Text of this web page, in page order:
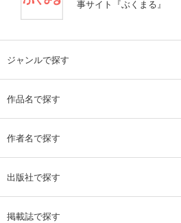
事サイト『ぶくまる』
ジャンルで探す
作品名で探す
作者名で探す
出版社で探す
掲載誌で探す